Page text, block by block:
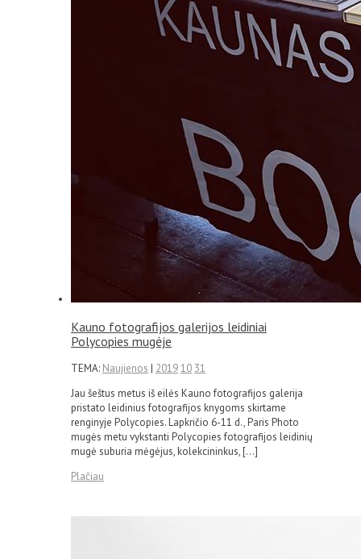
Kauno fotografijos galerijos leidiniai
Polycopies mugėje
TEMA: Naujienos | 201910 31
Jau šeštus metus iš eilės Kauno fotografijos galerija
pristato leidinius fotografijos knygoms skirtame
renginyje Polycopies. Lapkričio 6-11 d., Paris Photo
mugės metu vykstanti Polycopies fotografijos leidinių
mugė suburia mėgėjus, kolekcininkus, […]
Plačiau